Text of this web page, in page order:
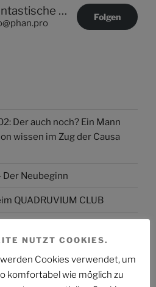
Das Phantastische Projekt - PHAN.PRO Folgen
Der auch noch? Ein Mann
wissen im Zug der Causa
Der Neubeginn
QUADRUVIUM CLUB
NUTZT COOKIES.
Cookies verwendet, um
komfortabel wie möglich zu